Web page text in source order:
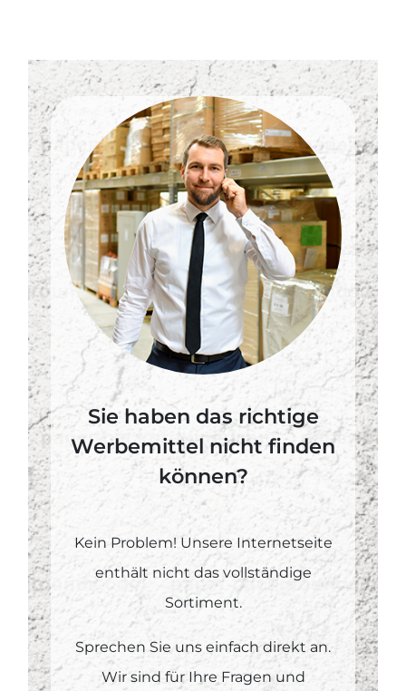
Sie haben das richtige
Werbemittel nicht finden
können?
Kein Problem! Unsere Internetseite
enthält nicht das vollständige
Sortiment.
Sprechen Sie uns einfach direkt an.
Wir sind für Ihre Fragen und